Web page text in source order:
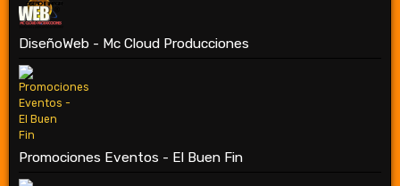
DiseñoWeb - Mc Cloud Producciones
Promociones Eventos - El Buen Fin